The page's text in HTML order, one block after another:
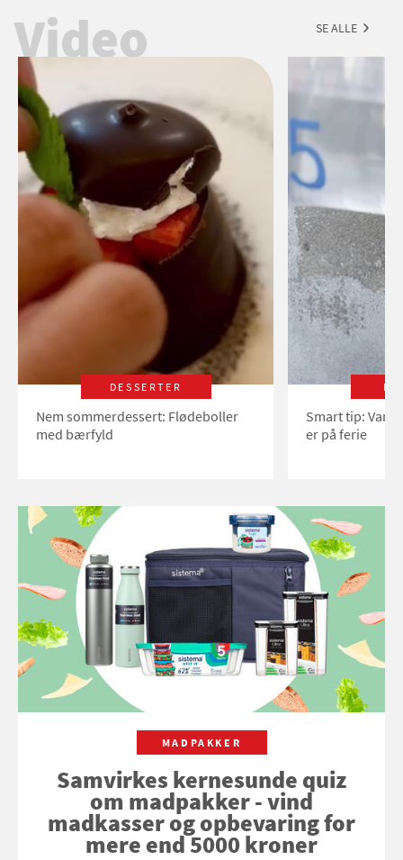
Video SE ALLE
DESSERTER
Nem sommerdessert: Flødeboller
med bærfyld
Smart tip:
er på ferie
MADPAKKER
Samvirkes kernesunde quiz
om madpakker - vind
madkasser og opbevaring for
mere end 5000 kroner